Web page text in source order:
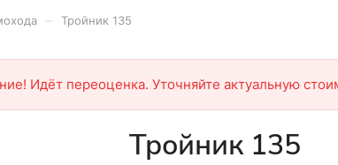
Тройник 135
Идёт переоценка. Уточняйте актуальную
Тройник 135